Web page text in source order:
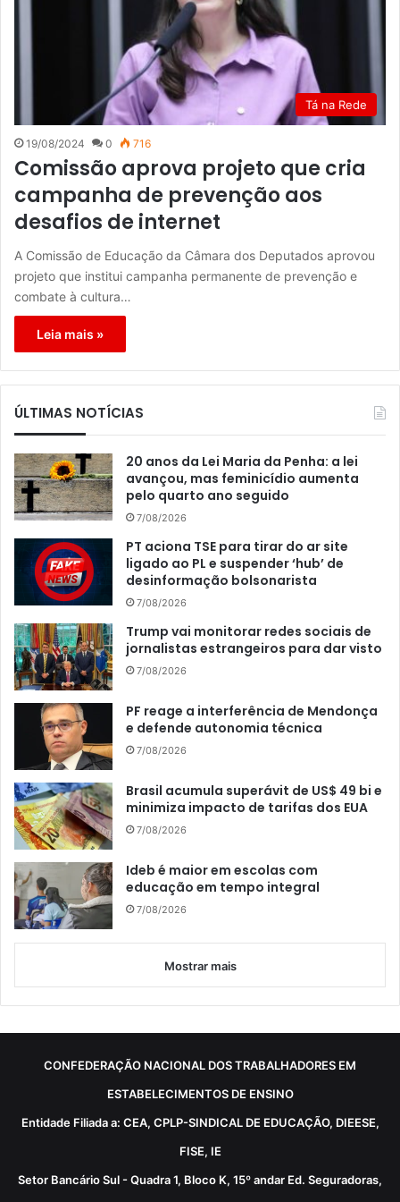
Tá na Rede
19/08/2024 0 716
Comissão aprova projeto que cria
campanha de prevenção aos
desafios de internet
A Comissão de Educação da Câmara dos Deputados aprovou
projeto que institui campanha permanente de prevenção e
combate à cultura…
Leia mais »
ÚLTIMAS NOTÍCIAS
20 anos da Lei Maria da Penha: a lei
avançou, mas feminicídio aumenta
pelo quarto ano seguido
7/08/2026
PT aciona TSE para tirar do ar site
ligado ao PL e suspender ‘hub’ de
desinformação bolsonarista
7/08/2026
Trump vai monitorar redes sociais de
jornalistas estrangeiros para dar visto
7/08/2026
PF reage a interferência de Mendonça
e defende autonomia técnica
7/08/2026
Brasil acumula superávit de US$ 49 bi e
minimiza impacto de tarifas dos EUA
7/08/2026
Ideb é maior em escolas com
educação em tempo integral
7/08/2026
Mostrar mais
CONFEDERAÇÃO NACIONAL DOS TRABALHADORES EM
ESTABELECIMENTOS DE ENSINO
Entidade Filiada a: CEA, CPLP-SINDICAL DE EDUCAÇÃO, DIEESE,
FISE, IE
Setor Bancário Sul - Quadra 1, Bloco K, 15º andar Ed. Seguradoras,